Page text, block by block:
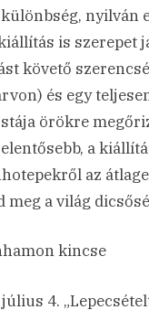
nyilván
is szerepet
követő
és egy
örökre
a
az
meg a világ
kincse
4.